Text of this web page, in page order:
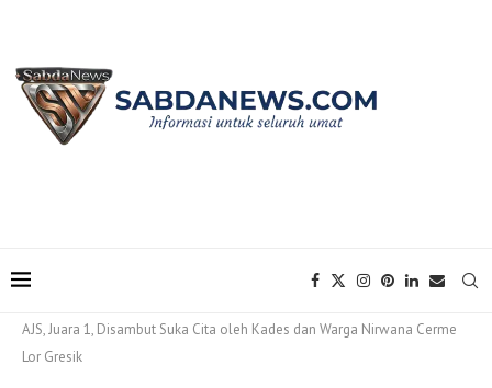
AJS, Juara 1, Disambut Suka Cita oleh Kades dan Warga Nirwana Cerme
Lor Gresik